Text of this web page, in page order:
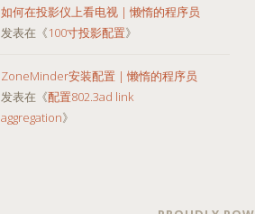
如何在投影仪上看电视 | 懒惰的程序员
发表在《100寸投影配置》
ZoneMinder安装配置 | 懒惰的程序员
发表在《配置802.3ad link
aggregation》